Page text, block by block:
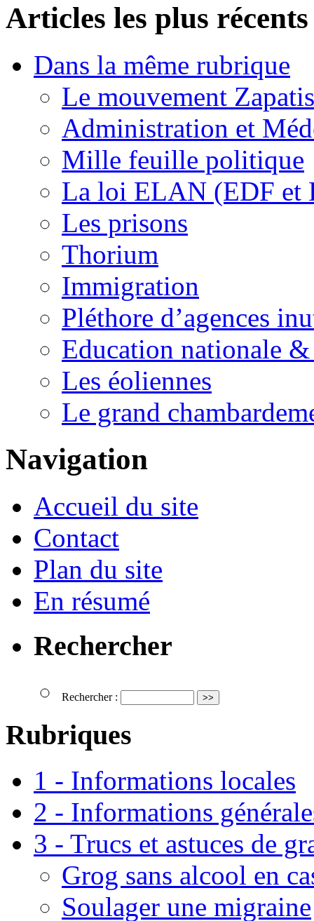
Articles les plus récents
Dans la même rubrique
Le mouvement
Administration et
Mille feuille politique
La loi ELAN (EDF et
Les prisons
Thorium
Immigration
Pléthore d’agences
Education nationale
Les éoliennes
Le grand
Navigation
Accueil du site
Contact
Plan du site
En résumé
Rechercher
Rechercher :
Rubriques
1 - Informations locales
2 - Informations
3 - Trucs et astuces de
Grog sans alcool en
Soulager une migraine